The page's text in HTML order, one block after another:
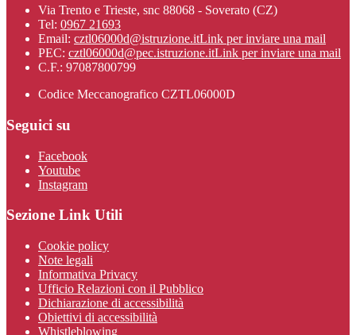
Via Trento e Trieste, snc 88068 - Soverato (CZ)
Tel: 0967 21693
Email: cztl06000d@istruzione.itLink per inviare una mail
PEC: cztl06000d@pec.istruzione.itLink per inviare una mail
C.F.: 97087800799
Codice Meccanografico CZTL06000D
Seguici su
Facebook
Youtube
Instagram
Sezione Link Utili
Cookie policy
Note legali
Informativa Privacy
Ufficio Relazioni con il Pubblico
Dichiarazione di accessibilità
Obiettivi di accessibilità
Whistleblowing